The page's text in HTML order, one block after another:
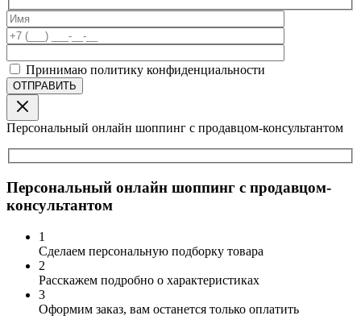
Принимаю политику конфиденциальности
Персональный онлайн шоппинг с продавцом-консультантом
Персональный онлайн шоппинг с продавцом-
консультантом
1
Сделаем персональную подборку товара
2
Расскажем подробно о характеристиках
3
Оформим заказ, вам останется только оплатить